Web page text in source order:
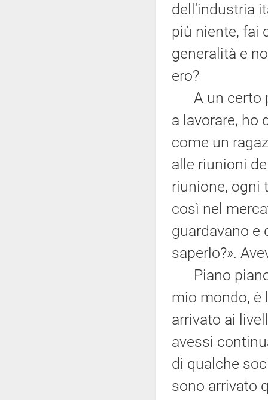
dell'industria
più niente, fai
generalità e
ero?
A un certo
a lavorare, ho
come un
alle riunioni
riunione, ogni
così nel
guardavano e
saperlo?».
Piano piano
mio mondo, è
arrivato ai
avessi
di qualche
sono arrivato